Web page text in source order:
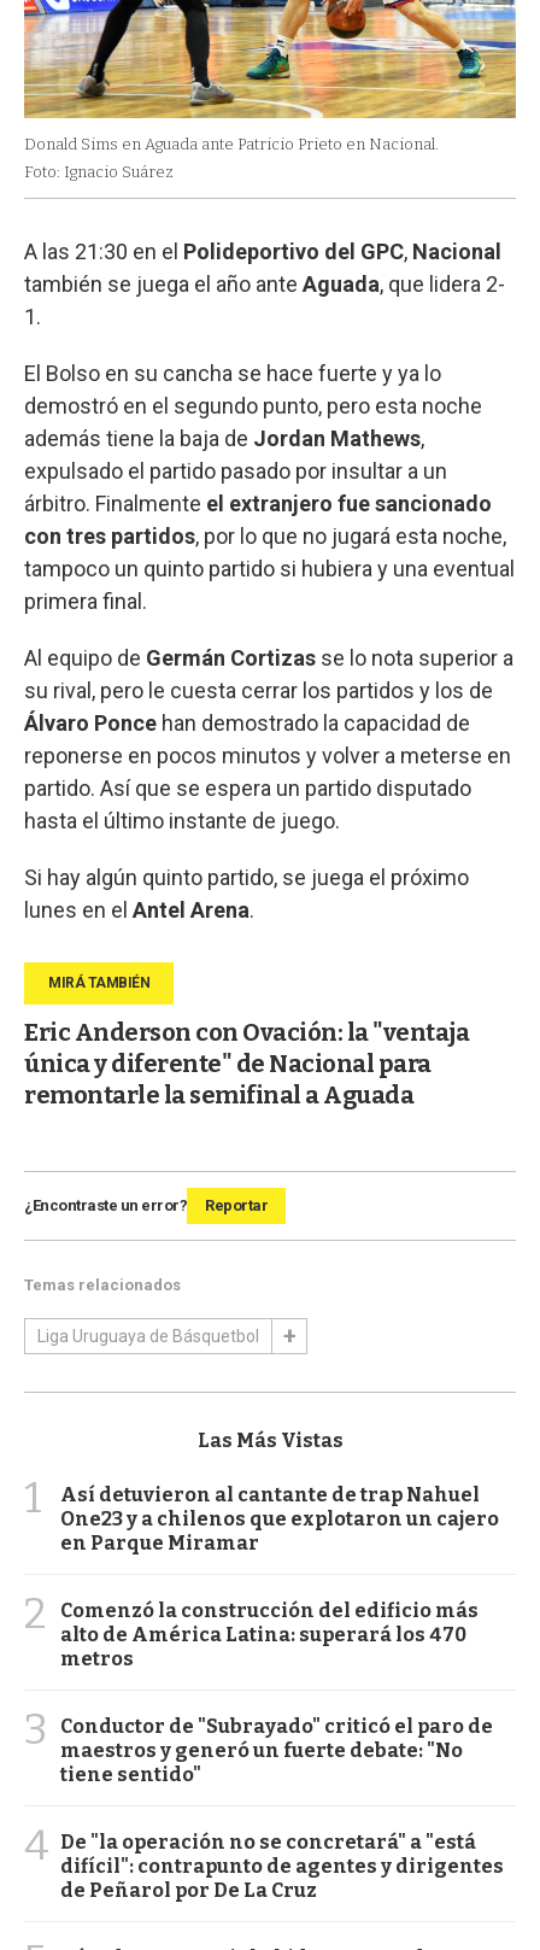
Donald Sims en Aguada ante Patricio Prieto en Nacional.
Foto: Ignacio Suárez
A las 21:30 en el Polideportivo del GPC, Nacional
también se juega el año ante Aguada, que lidera 2-
1.
El Bolso en su cancha se hace fuerte y ya lo
demostró en el segundo punto, pero esta noche
además tiene la baja de Jordan Mathews,
expulsado el partido pasado por insultar a un
árbitro. Finalmente el extranjero fue sancionado
con tres partidos, por lo que no jugará esta noche,
tampoco un quinto partido si hubiera y una eventual
primera final.
Al equipo de Germán Cortizas se lo nota superior a
su rival, pero le cuesta cerrar los partidos y los de
Álvaro Ponce han demostrado la capacidad de
reponerse en pocos minutos y volver a meterse en
partido. Así que se espera un partido disputado
hasta el último instante de juego.
Si hay algún quinto partido, se juega el próximo
lunes en el Antel Arena.
Eric Anderson con Ovación: la "ventaja
única y diferente" de Nacional para
remontarle la semifinal a Aguada
¿Encontraste un error? Reportar
Temas relacionados
Liga Uruguaya de Básquetbol
Las Más Vistas
1
Así detuvieron al cantante de trap Nahuel
One23 y a chilenos que explotaron un cajero
en Parque Miramar
2
Comenzó la construcción del edificio más
alto de América Latina: superará los 470
metros
3
Conductor de "Subrayado" criticó el paro de
maestros y generó un fuerte debate: "No
tiene sentido"
4 De "la operación no se concretará" a "está
difícil": contrapunto de agentes y dirigentes
de Peñarol por De La Cruz